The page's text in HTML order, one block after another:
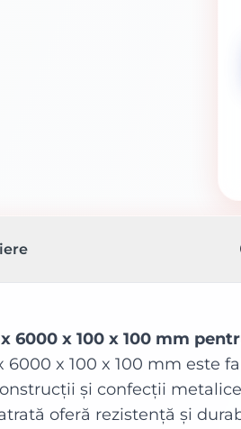
6000 x 100 x 100 mm
6000 x 100 x 100 mm este
și confecții
oferă rezistență și